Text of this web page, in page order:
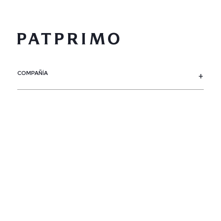
COMPAÑÍA